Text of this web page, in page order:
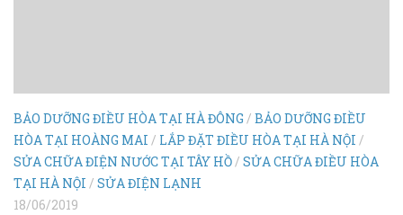
BẢO DƯỠNG ĐIỀU HÒA TẠI HÀ ĐÔNG / BẢO DƯỠNG ĐIỀU
HÒA TẠI HOÀNG MAI / LẮP ĐẶT ĐIỀU HÒA TẠI HÀ NỘI /
SỬA CHỮA ĐIỆN NƯỚC TẠI TÂY HỒ/ SỬA CHỮA ĐIỀU HÒA
TẠI HÀ NỘI / SỬA ĐIỆN LẠNH
18/06/2019